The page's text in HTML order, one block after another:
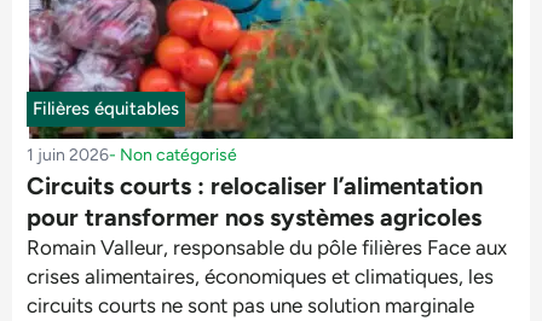
Filières équitables
1 juin 2026- Non catégorisé
Circuits courts : relocaliser l’alimentation
pour transformer nos systèmes agricoles
Romain Valleur, responsable du pôle filières Face aux
crises alimentaires, économiques et climatiques, les
circuits courts ne sont pas une solution marginale